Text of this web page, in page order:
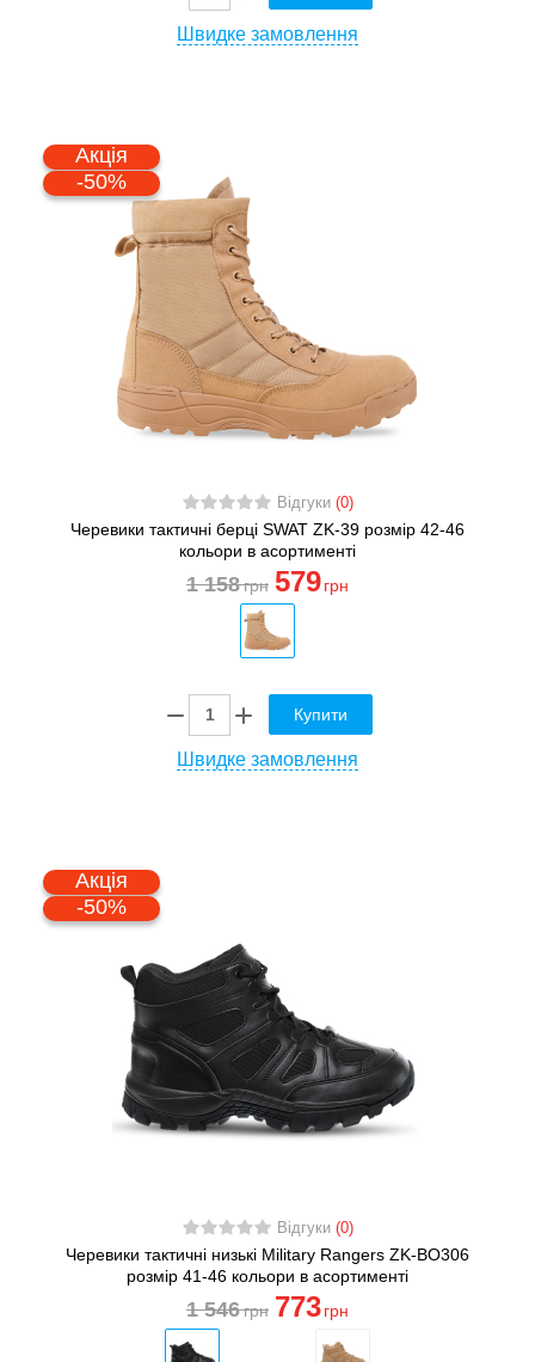
Швидке замовлення
Акція
-50%
Відгуки (0)
Черевики тактичні берці SWAT ZK-39 розмір 42-46
кольори в асортименті
1 158грн 579 грн
Купити
Швидке замовлення
Акція
-50%
Відгуки (0)
Черевики тактичні низькі Military Rangers ZK-BO306
розмір 41-46 кольори в асортименті
1 546грн 773 грн